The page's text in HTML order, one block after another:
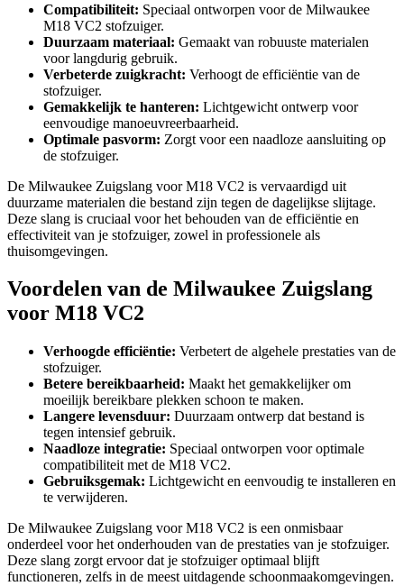
Compatibiliteit: Speciaal ontworpen voor de Milwaukee
M18 VC2 stofzuiger.
Duurzaam materiaal: Gemaakt van robuuste materialen
voor langdurig gebruik.
Verbeterde zuigkracht: Verhoogt de efficiëntie van de
stofzuiger.
Gemakkelijk te hanteren: Lichtgewicht ontwerp voor
eenvoudige manoeuvreerbaarheid.
Optimale pasvorm: Zorgt voor een naadloze aansluiting op
de stofzuiger.
De Milwaukee Zuigslang voor M18 VC2 is vervaardigd uit
duurzame materialen die bestand zijn tegen de dagelijkse slijtage.
Deze slang is cruciaal voor het behouden van de efficiëntie en
effectiviteit van je stofzuiger, zowel in professionele als
thuisomgevingen.
Voordelen van de Milwaukee Zuigslang
voor M18 VC2
Verhoogde efficiëntie: Verbetert de algehele prestaties van de
stofzuiger.
Betere bereikbaarheid: Maakt het gemakkelijker om
moeilijk bereikbare plekken schoon te maken.
Langere levensduur: Duurzaam ontwerp dat bestand is
tegen intensief gebruik.
Naadloze integratie: Speciaal ontworpen voor optimale
compatibiliteit met de M18 VC2.
Gebruiksgemak: Lichtgewicht en eenvoudig te installeren en
te verwijderen.
De Milwaukee Zuigslang voor M18 VC2 is een onmisbaar
onderdeel voor het onderhouden van de prestaties van je stofzuiger.
Deze slang zorgt ervoor dat je stofzuiger optimaal blijft
functioneren, zelfs in de meest uitdagende schoonmaakomgevingen.